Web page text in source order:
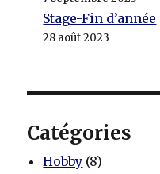
Stage-Fin d’année
28 août 2023
Catégories
Hobby (8)